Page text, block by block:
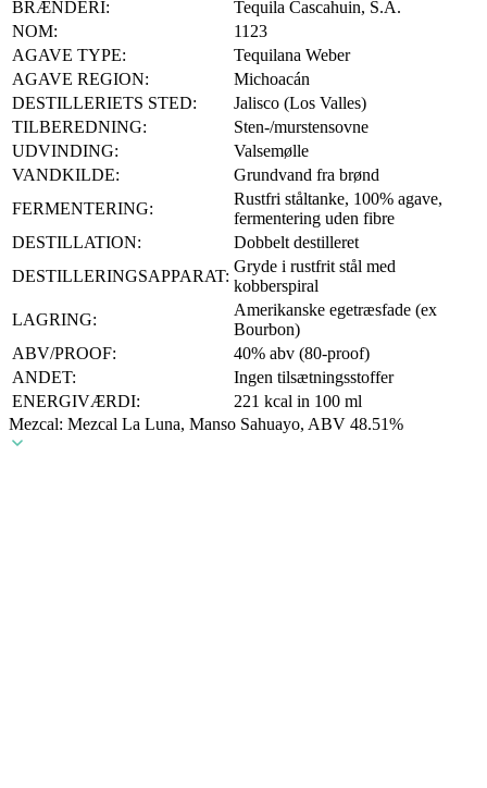
BRÆNDERI:
Tequila Cascahuin, S.A.
NOM:
1123
AGAVE TYPE:
Tequilana Weber
AGAVE REGION:
Michoacán
DESTILLERIETS STED:
Jalisco (Los Valles)
TILBEREDNING:
Sten-/murstensovne
UDVINDING:
Valsemølle
VANDKILDE:
Grundvand fra brønd
FERMENTERING:
Rustfri ståltanke, 100% agave,
fermentering uden fibre
DESTILLATION:
Dobbelt destilleret
DESTILLERINGSAPPARAT:
Gryde i rustfrit stål med
kobberspiral
LAGRING:
Amerikanske egetræsfade (ex
Bourbon)
ABV/PROOF:
40% abv (80-proof)
ANDET:
Ingen tilsætningsstoffer
ENERGIVÆRDI:
221 kcal in 100 ml
Mezcal: Mezcal La Luna, Manso Sahuayo, ABV 48.51%